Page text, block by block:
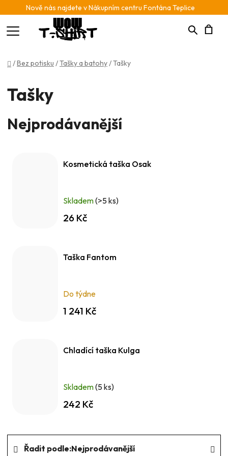
Nově nás najdete v Nákupním centru Fontána Teplice
Hledat
Domů
/Bez potisku /Tašky a batohy/Tašky
Tašky
Nejprodávanější
Kosmetická taška Osak
Skladem(>5 ks)
26 Kč
Taška Fantom
Do týdne
1 241 Kč
Chladící taška Kulga
Skladem(5 ks)
242 Kč
Ř
Řadit podle:Nejprodávanější